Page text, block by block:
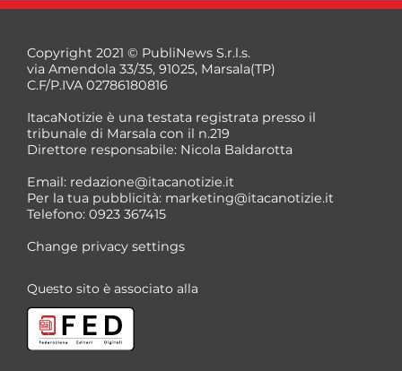
*
Copyright 2021 © PubliNews S.r.l.s.
via Amendola 33/35, 91025, Marsala(TP)
C.F/P.IVA 02786180816
ItacaNotizie è una testata registrata presso il
tribunale di Marsala con il n.219
Direttore responsabile: Nicola Baldarotta
Email: redazione@itacanotizie.it
Per la tua pubblicità: marketing@itacanotizie.it
Telefono: 0923 367415
Change privacy settings
Questo sito è associato alla